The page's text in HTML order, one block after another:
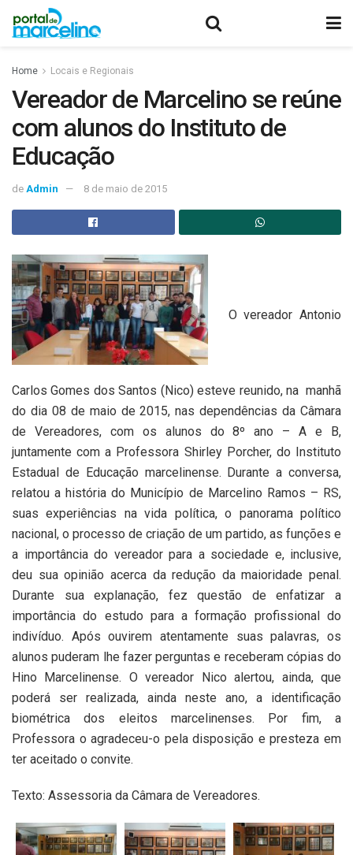
Home Locais e Regionais
Vereador de Marcelino se reúne
com alunos do Instituto de
Educação
de Admin 8 de maio de 2015
O vereador Antonio
Carlos Gomes dos Santos (Nico) esteve reunido, na manhã
do dia 08 de maio de 2015, nas dependências da Câmara
de Vereadores, com os alunos do 8º ano – A e B,
juntamente com a Professora Shirley Porcher, do Instituto
Estadual de Educação marcelinense. Durante a conversa,
relatou a história do Município de Marcelino Ramos – RS,
suas experiências na vida política, o panorama político
nacional, o processo de criação de um partido, as funções e
a importância do vereador para a sociedade e, inclusive,
deu sua opinião acerca da redução da maioridade penal.
Durante sua explanação, fez questão de enfatizar a
importância do estudo para a formação profissional do
indivíduo. Após ouvirem atentamente suas palavras, os
alunos puderam lhe fazer perguntas e receberam cópias do
Hino Marcelinense. O vereador Nico alertou, ainda, que
poderá ser realizada, ainda neste ano, a identificação
biométrica dos eleitos marcelinenses. Por fim, a
Professora o agradeceu-o pela disposição e presteza em
ter aceitado o convite.
Texto: Assessoria da Câmara de Vereadores.